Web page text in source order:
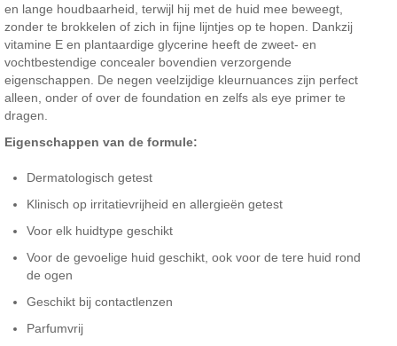
en lange houdbaarheid, terwijl hij met de huid mee beweegt,
zonder te brokkelen of zich in fijne lijntjes op te hopen. Dankzij
vitamine E en plantaardige glycerine heeft de zweet- en
vochtbestendige concealer bovendien verzorgende
eigenschappen. De negen veelzijdige kleurnuances zijn perfect
alleen, onder of over de foundation en zelfs als eye primer te
dragen.
Eigenschappen van de formule:
Dermatologisch getest
Klinisch op irritatievrijheid en allergieën getest
Voor elk huidtype geschikt
Voor de gevoelige huid geschikt, ook voor de tere huid rond
de ogen
Geschikt bij contactlenzen
Parfumvrij